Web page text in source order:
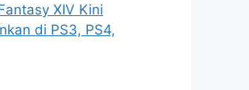
XIV Kini
di PS3, PS4,